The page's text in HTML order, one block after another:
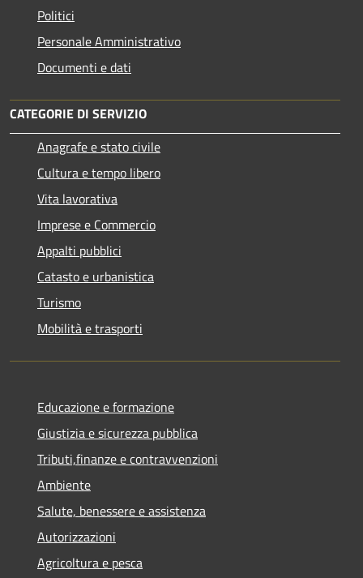
Politici
Personale Amministrativo
Documenti e dati
CATEGORIE DI SERVIZIO
Anagrafe e stato civile
Cultura e tempo libero
Vita lavorativa
Imprese e Commercio
Appalti pubblici
Catasto e urbanistica
Turismo
Mobilità e trasporti
Educazione e formazione
Giustizia e sicurezza pubblica
Tributi,finanze e contravvenzioni
Ambiente
Salute, benessere e assistenza
Autorizzazioni
Agricoltura e pesca